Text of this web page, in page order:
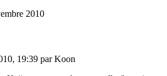
2010
19:39 par Koon